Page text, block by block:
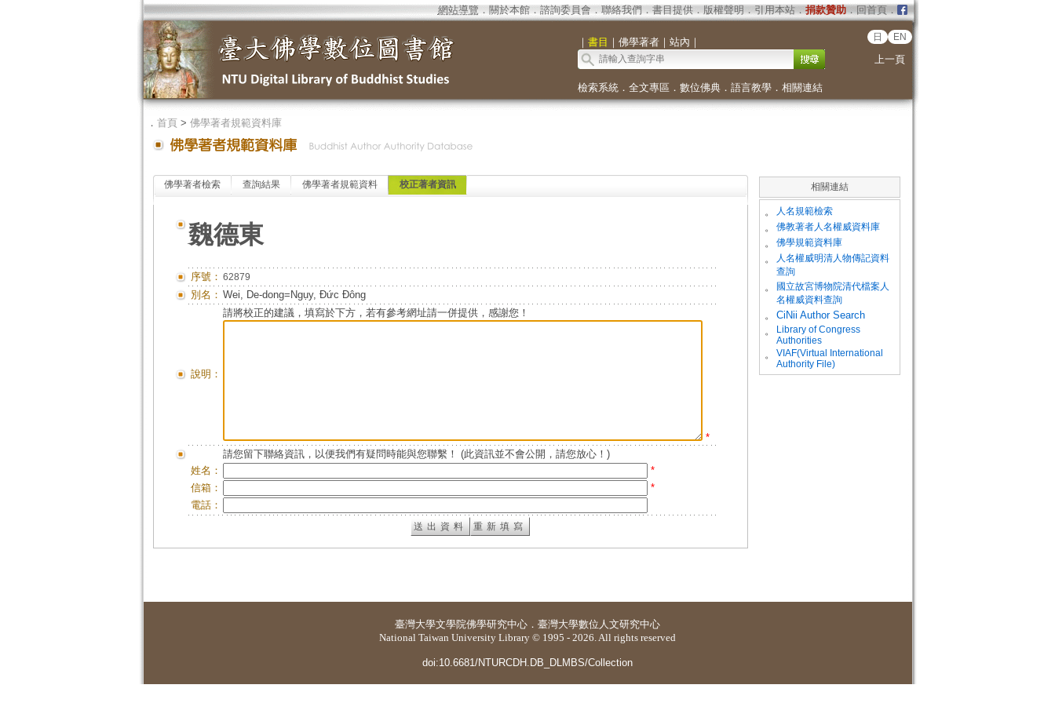
網站導覽 ． 關於本館． 諮詢委員會． 聯絡我們 ． 書目提供． 版權聲明 ． 引用本站． 捐款贊助．回首頁．
｜ 書目 ｜ 佛學著者｜ 站內 ｜ 日 EN
上一頁
檢索系統． 全文專區 ． 數位佛典． 語言教學． 相關連結
． 首頁> 佛學著者規範資料庫
佛學著者檢索 查詢結果 佛學著者規範資料 校正著者資訊
魏德東
序號： 62879
別名： Wei, De-dong=Ngụy, Đức Đông
說明：
請將校正的建議，填寫於下方，若有參考網址請一併提供，感謝您！
*
請您留下聯絡資訊，以便我們有疑問時能與您聯繫！ (此資訊並不會公開，請您放心！)
姓名：
*
信箱：
*
電話：
相關連結
。 人名規範檢索
。 佛教著者人名權威資料庫
。 佛學規範資料庫
。
人名權威明清人物傳記資料
查詢
。
國立故宮博物院清代檔案人
名權威資料查詢
。
CiNii Author Search
。
Library of Congress
Authorities
。
VIAF(Virtual International
Authority File)
臺灣大學文學院佛學研究中心 ． 臺灣大學數位人文研究中心
National Taiwan University Library © 1995 - 2026. All rights reserved
doi:10.6681/NTURCDH.DB_DLMBS/Collection